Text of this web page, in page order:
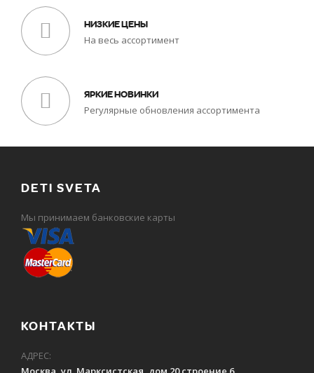
НИЗКИЕ ЦЕНЫ
На весь ассортимент
ЯРКИЕ НОВИНКИ
Регулярные обновления ассортимента
DETI SVETA
Мы принимаем банковские карты
КОНТАКТЫ
АДРЕС: